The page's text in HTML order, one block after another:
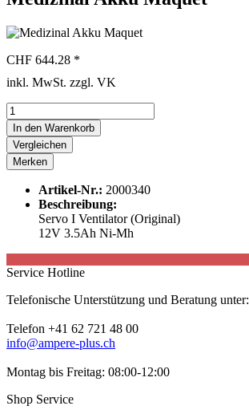
CHF 644.28 *
inkl. MwSt. zzgl. VK
In den Warenkorb
Vergleichen
Merken
Artikel-Nr.: 2000340
Beschreibung:
Servo I Ventilator (Original)
12V 3.5Ah Ni-Mh
Service Hotline
Telefonische Unterstützung und Beratung unter:
Telefon +41 62 721 48 00
info@ampere-plus.ch
Montag bis Freitag: 08:00-12:00
Shop Service